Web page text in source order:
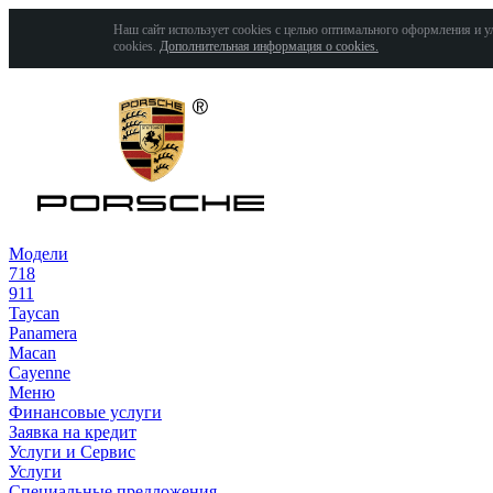
Наш сайт использует cookies с целью оптимального оформления и
cookies. Дополнительная информация о cookies.
Модели
718
911
Taycan
Panamera
Macan
Cayenne
Меню
Финансовые услуги
Заявка на кредит
Услуги и Сервис
Услуги